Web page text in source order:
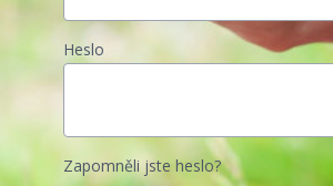
Heslo
Zapomněli jste heslo?